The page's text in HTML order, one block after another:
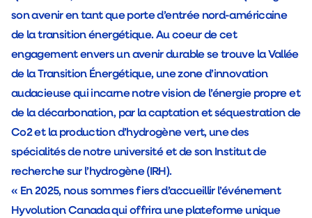
son avenir en tant que porte d’entrée nord-américaine
de la transition énergétique. Au coeur de cet
engagement envers un avenir durable se trouve la Vallée
de la Transition Énergétique, une zone d’innovation
audacieuse qui incarne notre vision de l’énergie propre et
de la décarbonation, par la captation et séquestration de
Co2 et la production d’hydrogène vert, une des
spécialités de notre université et de son Institut de
recherche sur l’hydrogène (IRH).
« En 2025, nous sommes fiers d’accueillir l’événement
Hyvolution Canada qui offrira une plateforme unique